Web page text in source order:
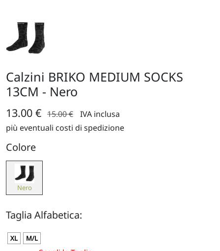
Calzini BRIKO MEDIUM SOCKS
13CM - Nero
13.00 € 15.00 €
IVA inclusa
più eventuali costi di spedizione
Colore
Nero
Taglia Alfabetica:
XL M/L